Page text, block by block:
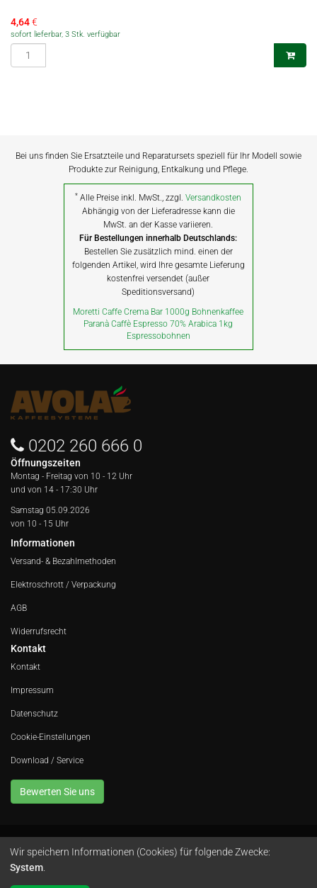
4,64€
sofort lieferbar, 3 Stk. verfügbar
Bei uns finden Sie Ersatzteile und Reparatursets speziell für Ihr Modell sowie
Produkte zur Reinigung, Entkalkung und Pflege.
* Alle Preise inkl. MwSt., zzgl.Versandkosten
Abhängig von der Lieferadresse kann die
MwSt. an der Kasse variieren.
Für Bestellungen innerhalb Deutschlands:
Bestellen Sie zusätzlich mind. einen der
folgenden Artikel, wird Ihre gesamte Lieferung
kostenfrei versendet (außer
Speditionsversand)
Moretti Caffe Crema Bar 1000g Bohnenkaffee
Paranà Caffè Espresso 70% Arabica 1kg
Espressobohnen
0202 260 666 0
Öffnungszeiten
Montag - Freitag von 10 - 12 Uhr
und von 14 - 17:30 Uhr
Samstag 05.09.2026
von 10 - 15 Uhr
Informationen
Versand- & Bezahlmethoden
Elektroschrott / Verpackung
AGB
Widerrufsrecht
Kontakt
Kontakt
Impressum
Datenschutz
Cookie-Einstellungen
Download / Service
Bewerten Sie uns
Avola GmbH • In der Fleute 52 • 42389 Wuppertal • Telefon 0202 260 666 0
Instagram
Wir speichern Informationen (Cookies) für folgende Zwecke:
System